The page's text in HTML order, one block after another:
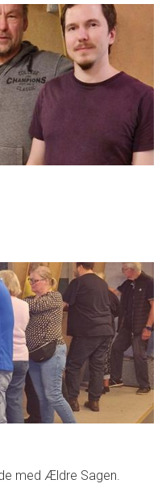
med Ældre Sagen.